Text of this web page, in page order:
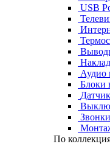
USB
Аудио
Блоки
По